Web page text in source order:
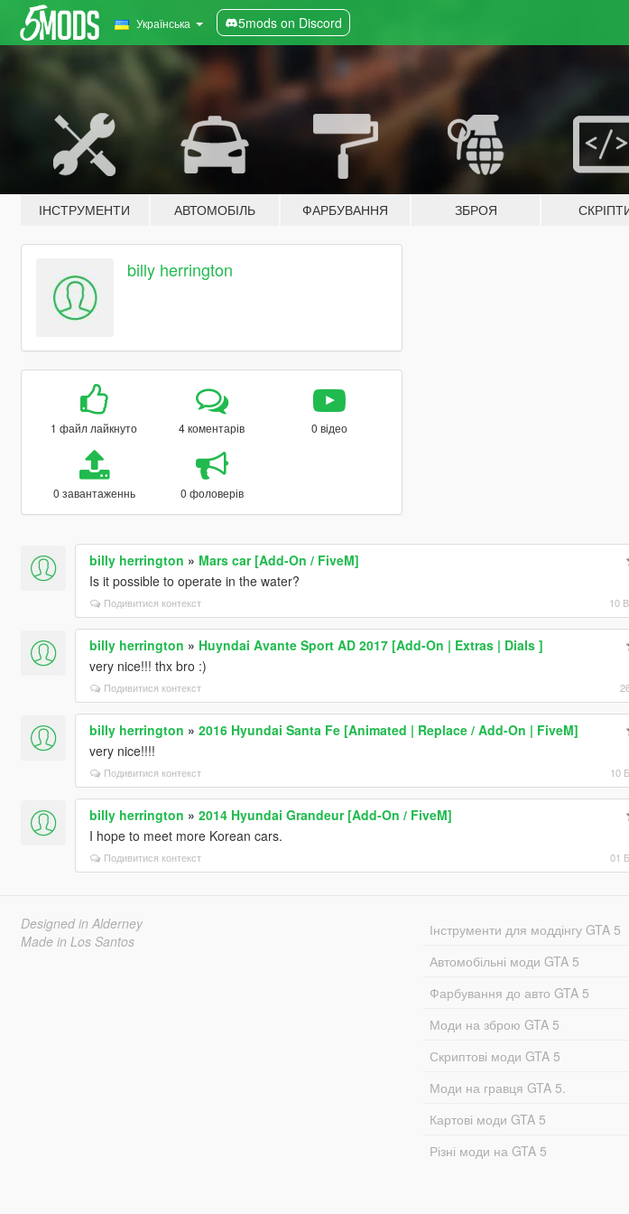
Українська 5mods on Discord
ІНСТРУМЕНТИ АВТОМОБІЛЬ ФАРБУВАННЯ ЗБРОЯ
billy herrington
1 файл лайкнуто 4 коментарів 0 відео
0 завантаженнь 0 фоловерів
billy herrington » Mars car [Add-On / FiveM]
Is it possible to operate in the water?
Подивитися контекст 10
billy herrington » Huyndai Avante Sport AD 2017 [Add-On | Extras | Dials ]
very nice!!! thx bro :)
Подивитися контекст
billy herrington » 2016 Hyundai Santa Fe [Animated | Replace / Add-On | FiveM]
very nice!!!!
Подивитися контекст 10
billy herrington » 2014 Hyundai Grandeur [Add-On / FiveM]
I hope to meet more Korean cars.
Подивитися контекст 01
Designed in Alderney
Made in Los Santos
Інструменти для моддінгу GTA 5
Автомобільні моди GTA 5
Фарбування до авто GTA 5
Моди на зброю GTA 5
Скриптові моди GTA 5
Моди на гравця GTA 5.
Картові моди GTA 5
Різні моди на GTA 5